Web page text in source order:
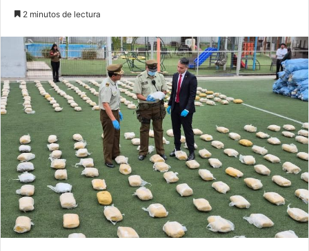
2 minutos de lectura